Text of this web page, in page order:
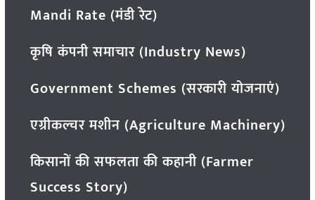
Mandi Rate (मंडी रेट)
कृषि कंपनी समाचार (Industry News)
Government Schemes (सरकारी योजनाएं)
एग्रीकल्चर मशीन (Agriculture Machinery)
किसानों की सफलता की कहानी (Farmer
Success Story)